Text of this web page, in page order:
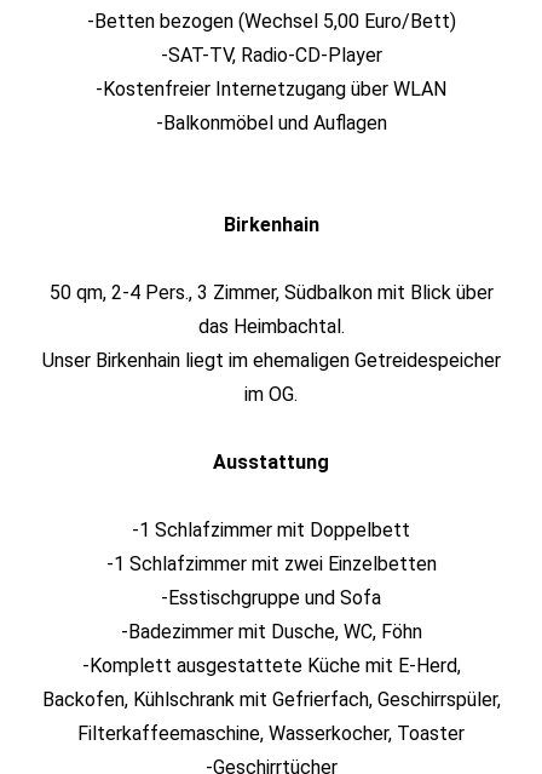
-Betten bezogen (Wechsel 5,00 Euro/Bett)
-SAT-TV, Radio-CD-Player
-Kostenfreier Internetzugang über WLAN
-Balkonmöbel und Auflagen
Birkenhain
50 qm, 2-4 Pers., 3 Zimmer, Südbalkon mit Blick über
das Heimbachtal.
Unser Birkenhain liegt im ehemaligen Getreidespeicher
im OG.
Ausstattung
-1 Schlafzimmer mit Doppelbett
-1 Schlafzimmer mit zwei Einzelbetten
-Esstischgruppe und Sofa
-Badezimmer mit Dusche, WC, Föhn
-Komplett ausgestattete Küche mit E-Herd,
Backofen, Kühlschrank mit Gefrierfach, Geschirrspüler,
Filterkaffeemaschine, Wasserkocher, Toaster
-Geschirrtücher